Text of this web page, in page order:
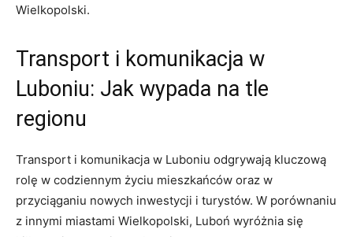
Wielkopolski.
Transport i komunikacja w
Luboniu: Jak wypada na tle
regionu
Transport i komunikacja w Luboniu odgrywają kluczową
rolę w codziennym życiu mieszkańców oraz w
przyciąganiu nowych inwestycji i turystów. W porównaniu
z innymi miastami Wielkopolski, Luboń wyróżnia się